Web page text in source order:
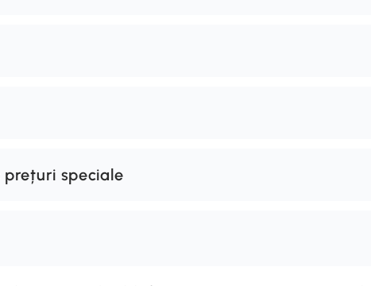
speciale